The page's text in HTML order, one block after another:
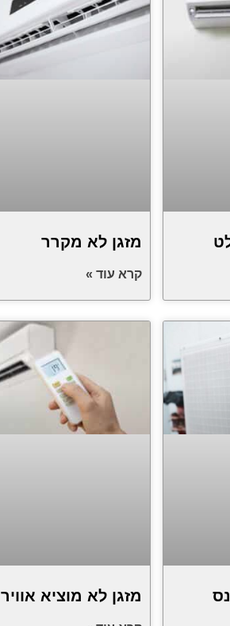
מזגן לא מקרר
קרא עוד »
מזגן לא מוציא אוויר